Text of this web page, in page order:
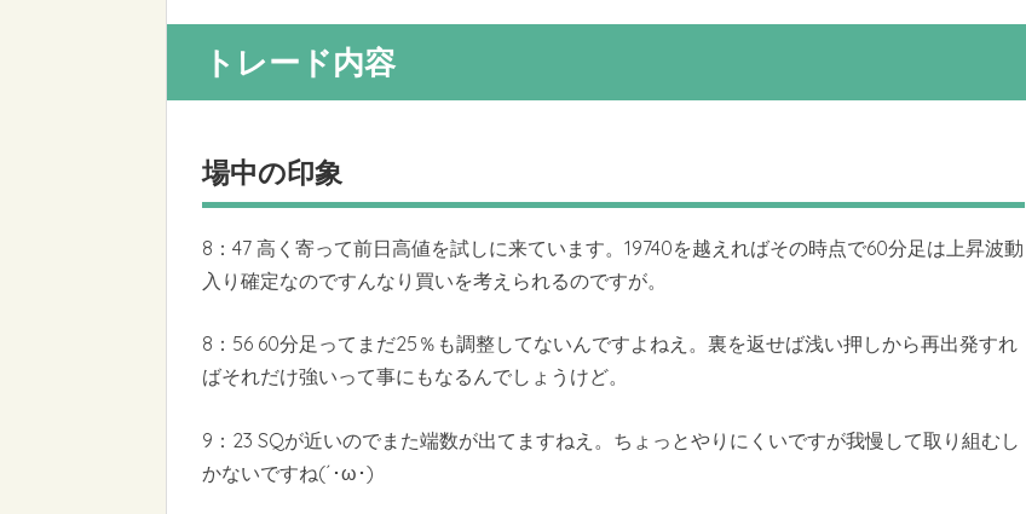
トレード内容
場中の印象
8：47 高く寄って前日高値を試しに来ています。19740を越えればその時点で60分足は上昇波動
入り確定なのですんなり買いを考えられるのですが。
8：56 60分足ってまだ25％も調整してないんですよねえ。裏を返せば浅い押しから再出発すれ
ばそれだけ強いって事にもなるんでしょうけど。
9：23 SQが近いのでまた端数が出てますねえ。ちょっとやりにくいですが我慢して取り組むし
かないですね(´･ω･)